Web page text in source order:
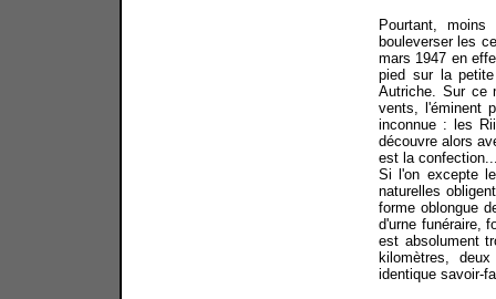
Pourtant,
bouleverser les
mars 1947 en
pied sur la
Autriche. Sur ce
vents, l'éminent
inconnue : les
découvre alors
est la
Si l'on excepte
naturelles
forme oblongue
d'urne funéraire,
est absolument
kilomètres,
identique savoir-